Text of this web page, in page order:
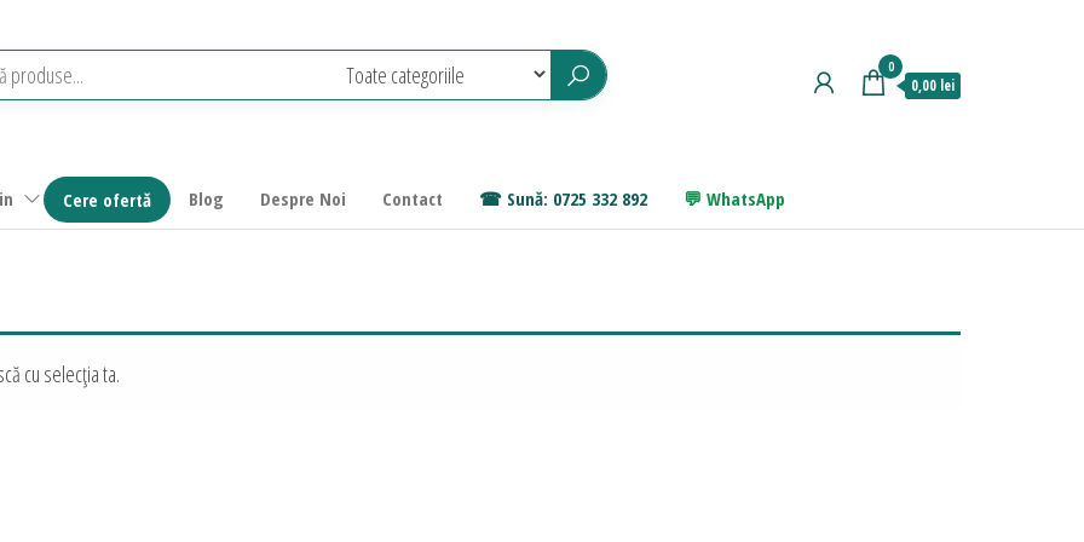
0
0,00 lei
Cere ofertă Blog Despre Noi Contact Sună: 0725 332 892 WhatsApp
cu selecția ta.